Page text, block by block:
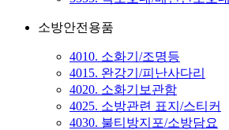
소방안전용품
4010. 소화기/조명등
4015. 완강기/피난사다리
4020. 소화기보관함
4025. 소방관련 표지/스티커
4030. 불티방지포/소방담요